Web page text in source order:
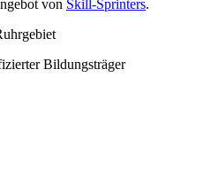
von Skill-Sprinters.